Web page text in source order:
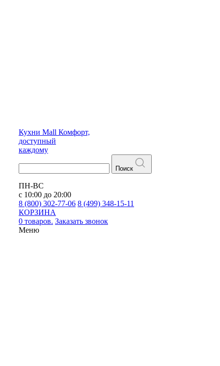
Кухни Mall Комфорт,
доступный
каждому
Поиск
ПН-ВС
с 10:00 до 20:00
8 (800) 302-77-06 8 (499) 348-15-11
КОРЗИНА
0 товаров. Заказать звонок
Меню